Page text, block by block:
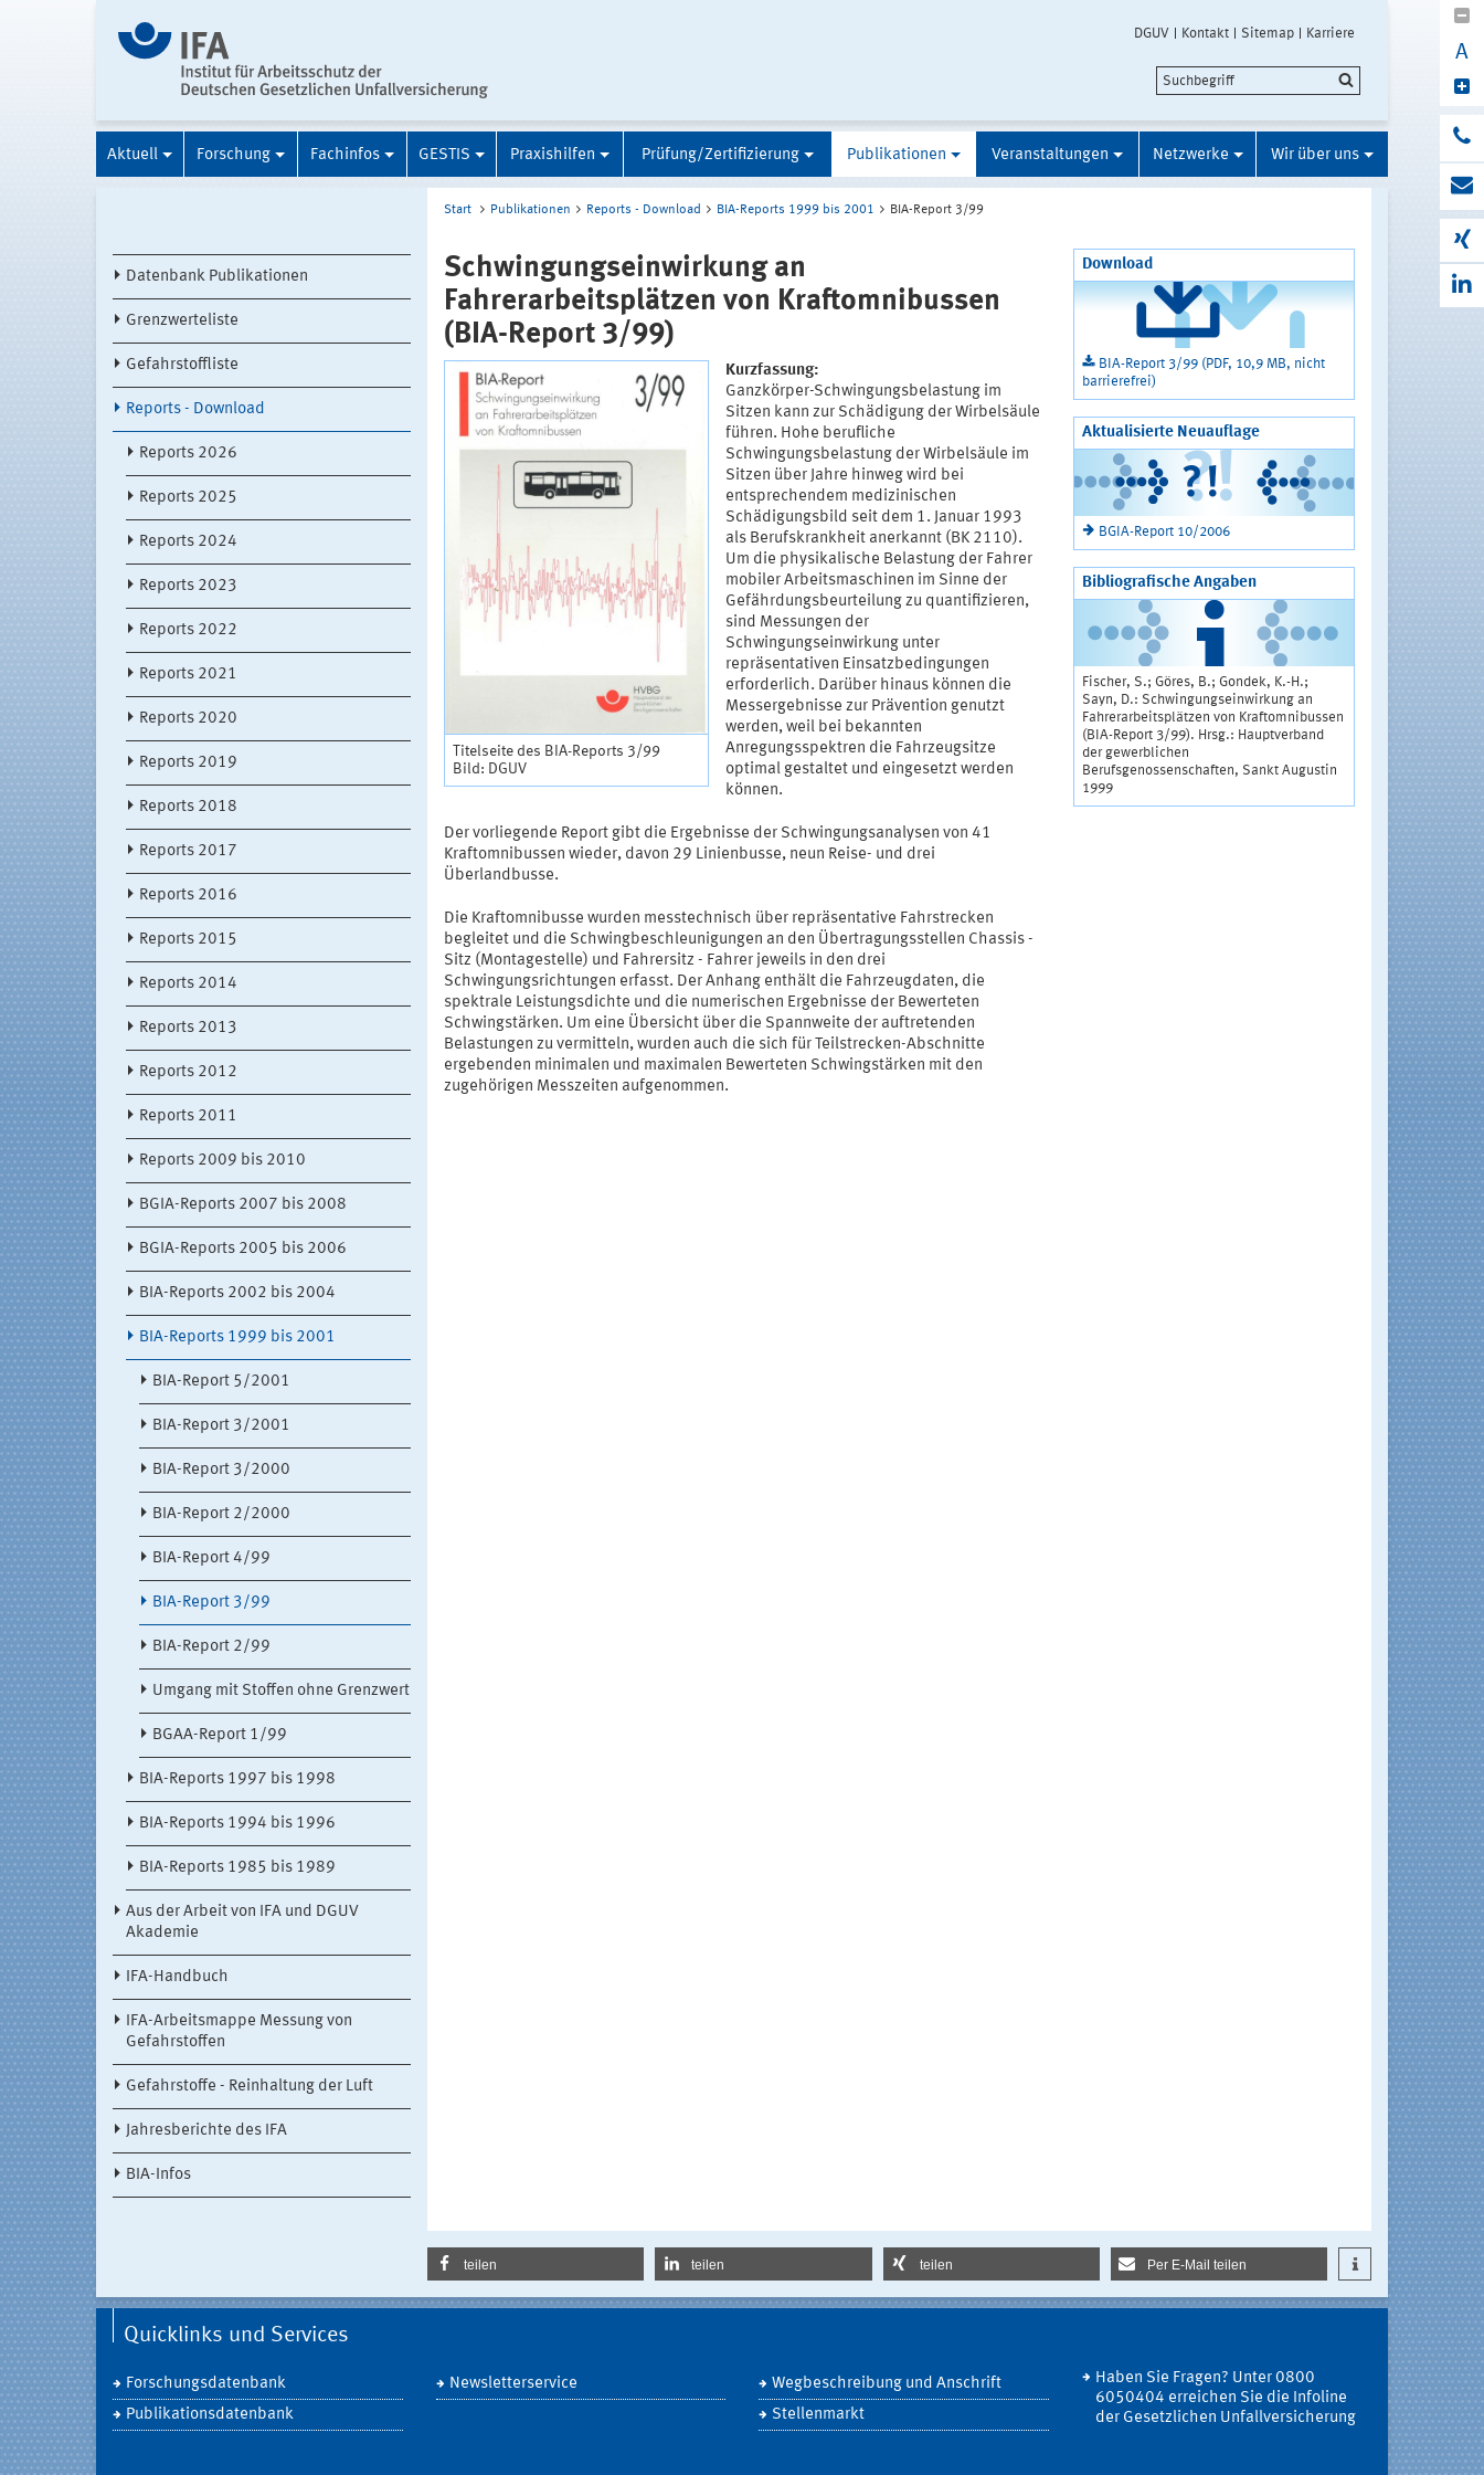
DGUV Kontakt Sitemap Karriere
A
Aktuell Forschung Fachinfos GESTIS Praxishilfen Prüfung/Zertifizierung Publikationen Veranstaltungen Netzwerke Wir über uns
Datenbank Publikationen
Grenzwerteliste
Gefahrstoffliste
Reports - Download
Reports 2026
Reports 2025
Reports 2024
Reports 2023
Reports 2022
Reports 2021
Reports 2020
Reports 2019
Reports 2018
Reports 2017
Reports 2016
Reports 2015
Reports 2014
Reports 2013
Reports 2012
Reports 2011
Reports 2009 bis 2010
BGIA-Reports 2007 bis 2008
BGIA-Reports 2005 bis 2006
BIA-Reports 2002 bis 2004
BIA-Reports 1999 bis 2001
BIA-Report 5/2001
BIA-Report 3/2001
BIA-Report 3/2000
BIA-Report 2/2000
BIA-Report 4/99
BIA-Report 3/99
BIA-Report 2/99
Umgang mit Stoffen ohne Grenzwert
BGAA-Report 1/99
BIA-Reports 1997 bis 1998
BIA-Reports 1994 bis 1996
BIA-Reports 1985 bis 1989
Aus der Arbeit von IFA und DGUV
Akademie
IFA-Handbuch
IFA-Arbeitsmappe Messung von
Gefahrstoffen
Gefahrstoffe - Reinhaltung der Luft
Jahresberichte des IFA
BIA-Infos
Start Publikationen Reports - Download BIA-Reports 1999 bis 2001 BIA-Report 3/99
Schwingungseinwirkung an
Fahrerarbeitsplätzen von Kraftomnibussen
(BIA-Report 3/99)
Titelseite des BIA-Reports 3/99
Bild: DGUV
Kurzfassung:
Ganzkörper-Schwingungsbelastung im
Sitzen kann zur Schädigung der Wirbelsäule
führen. Hohe berufliche
Schwingungsbelastung der Wirbelsäule im
Sitzen über Jahre hinweg wird bei
entsprechendem medizinischen
Schädigungsbild seit dem 1. Januar 1993
als Berufskrankheit anerkannt (BK 2110).
Um die physikalische Belastung der Fahrer
mobiler Arbeitsmaschinen im Sinne der
Gefährdungsbeurteilung zu quantifizieren,
sind Messungen der
Schwingungseinwirkung unter
repräsentativen Einsatzbedingungen
erforderlich. Darüber hinaus können die
Messergebnisse zur Prävention genutzt
werden, weil bei bekannten
Anregungsspektren die Fahrzeugsitze
optimal gestaltet und eingesetzt werden
können.
Der vorliegende Report gibt die Ergebnisse der Schwingungsanalysen von 41
Kraftomnibussen wieder, davon 29 Linienbusse, neun Reise- und drei
Überlandbusse.
Die Kraftomnibusse wurden messtechnisch über repräsentative Fahrstrecken
begleitet und die Schwingbeschleunigungen an den Übertragungsstellen Chassis -
Sitz (Montagestelle) und Fahrersitz - Fahrer jeweils in den drei
Schwingungsrichtungen erfasst. Der Anhang enthält die Fahrzeugdaten, die
spektrale Leistungsdichte und die numerischen Ergebnisse der Bewerteten
Schwingstärken. Um eine Übersicht über die Spannweite der auftretenden
Belastungen zu vermitteln, wurden auch die sich für Teilstrecken-Abschnitte
ergebenden minimalen und maximalen Bewerteten Schwingstärken mit den
zugehörigen Messzeiten aufgenommen.
Download
BIA-Report 3/99 (PDF, 10,9 MB, nicht
barrierefrei)
Aktualisierte Neuauflage
BGIA-Report 10/2006
Bibliografische Angaben
Fischer, S.; Göres, B.; Gondek, K.-H.;
Sayn, D.: Schwingungseinwirkung an
Fahrerarbeitsplätzen von Kraftomnibussen
(BIA-Report 3/99). Hrsg.: Hauptverband
der gewerblichen
Berufsgenossenschaften, Sankt Augustin
1999
teilen teilen teilen Per E-Mail teilen
Quicklinks und Services
Forschungsdatenbank
Publikationsdatenbank
Newsletterservice
Wegbeschreibung und Anschrift
Stellenmarkt
Haben Sie Fragen? Unter 0800
6050404 erreichen Sie die Infoline
der Gesetzlichen Unfallversicherung